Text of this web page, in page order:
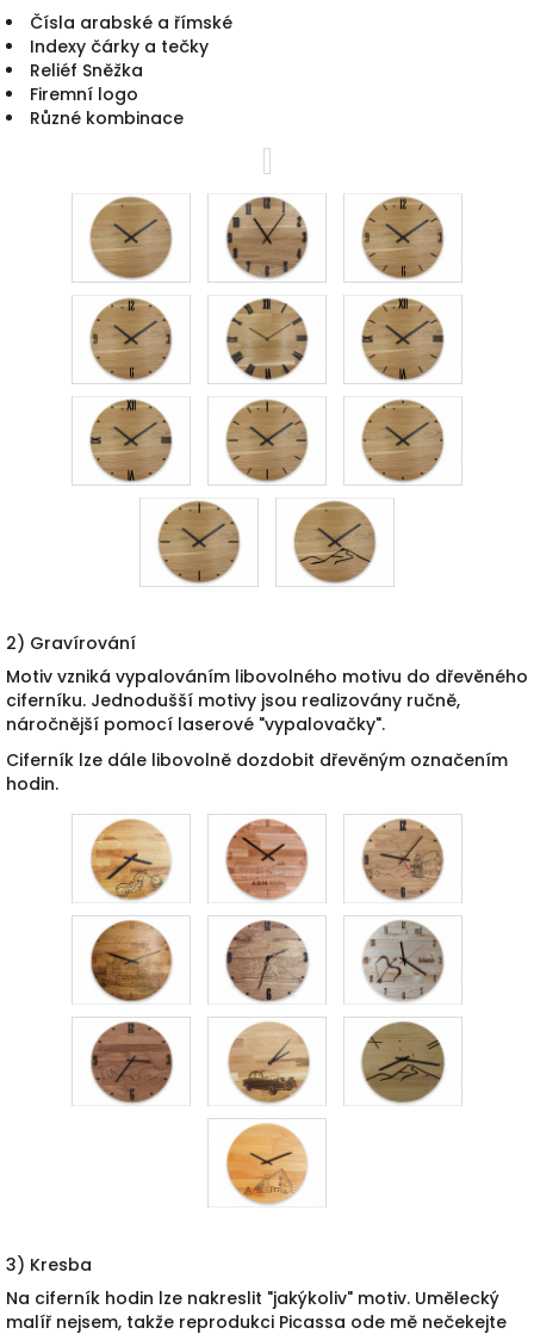
Čísla arabské a římské
Indexy čárky a tečky
Reliéf Sněžka
Firemní logo
Různé kombinace
2) Gravírování
Motiv vzniká vypalováním libovolného motivu do dřevěného
ciferníku. Jednodušší motivy jsou realizovány ručně,
náročnější pomocí laserové "vypalovačky".
Ciferník lze dále libovolně dozdobit dřevěným označením
hodin.
3) Kresba
Na ciferník hodin lze nakreslit "jakýkoliv" motiv. Umělecký
malíř nejsem, takže reprodukci Picassa ode mě nečekejte